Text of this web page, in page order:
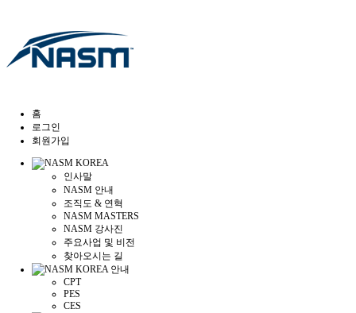
홈
로그인
회원가입
인사말
NASM 안내
조직도 & 연혁
NASM MASTERS
NASM 강사진
주요사업 및 비전
찾아오시는 길
CPT
PES
CES